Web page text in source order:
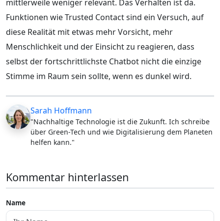
mittlerweile weniger relevant. Das Verhalten ist da.
Funktionen wie Trusted Contact sind ein Versuch, auf
diese Realität mit etwas mehr Vorsicht, mehr
Menschlichkeit und der Einsicht zu reagieren, dass
selbst der fortschrittlichste Chatbot nicht die einzige
Stimme im Raum sein sollte, wenn es dunkel wird.
Sarah Hoffmann
"Nachhaltige Technologie ist die Zukunft. Ich schreibe
über Green-Tech und wie Digitalisierung dem Planeten
helfen kann."
Kommentar hinterlassen
Name